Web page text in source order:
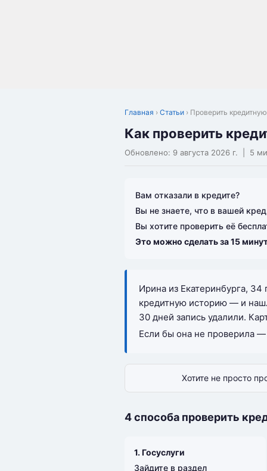
Главная › Статьи › Проверить
Как проверить
Обновлено: 9 августа 2026 г. | 5
Вам отказали в кредите?
Вы не знаете, что в вашей
Вы хотите проверить её
Это можно сделать за 15
Ирина из Екатеринбурга, 34
кредитную историю — и
30 дней запись удалили.
Если бы она не проверила —
Хотите не просто
4 способа проверить
1. Госуслуги
Зайдите в раздел